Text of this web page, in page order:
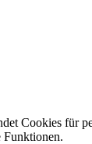
Cookies für
Funktionen.